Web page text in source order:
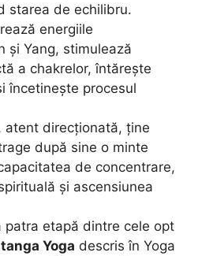
starea de echilibru.
energiile
și Yang, stimulează
a chakrelor, întărește
încetinește procesul
atent direcţionată, ţine
după sine o minte
de concentrare,
şi ascensiunea
patra etapă dintre cele opt
Yoga descris în Yoga